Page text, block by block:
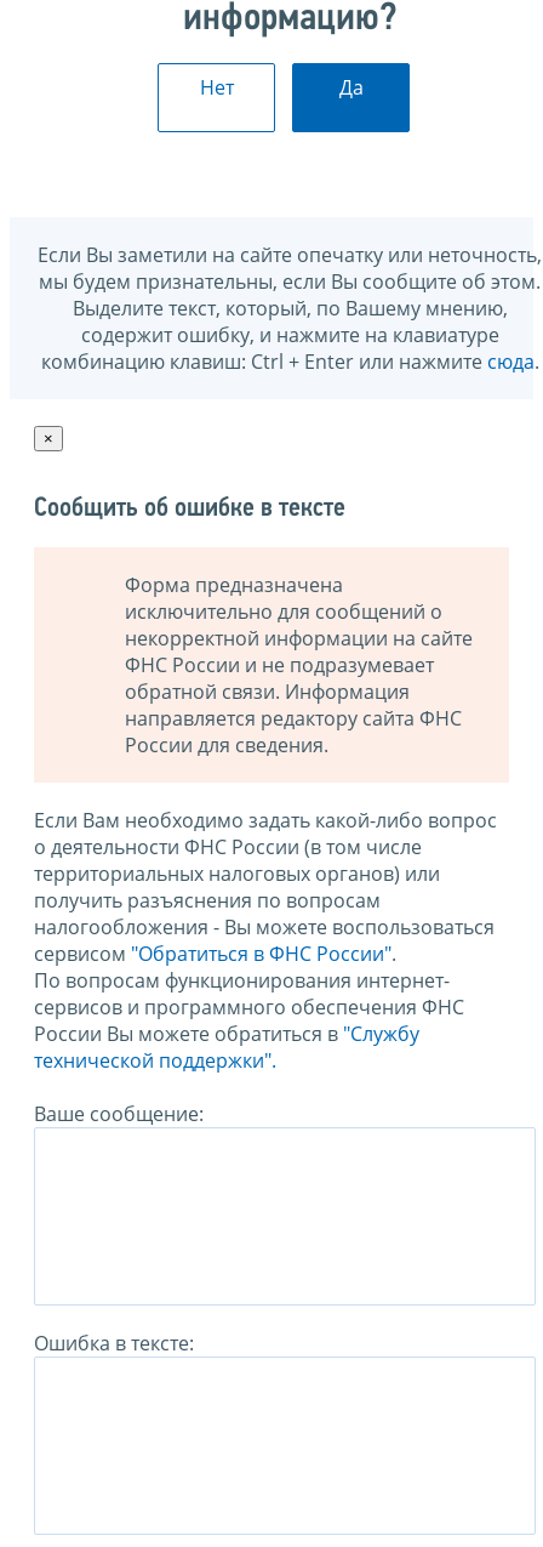
информацию?
Нет Да
Если Вы заметили на сайте опечатку или неточность,
мы будем признательны, если Вы сообщите об этом.
Выделите текст, который, по Вашему мнению,
содержит ошибку, и нажмите на клавиатуре
комбинацию клавиш: Ctrl + Enter или нажмите сюда.
×
Сообщить об ошибке в тексте
Форма предназначена
исключительно для сообщений о
некорректной информации на сайте
ФНС России и не подразумевает
обратной связи. Информация
направляется редактору сайта ФНС
России для сведения.
Если Вам необходимо задать какой-либо вопрос
о деятельности ФНС России (в том числе
территориальных налоговых органов) или
получить разъяснения по вопросам
налогообложения - Вы можете воспользоваться
сервисом "Обратиться в ФНС России".
По вопросам функционирования интернет-
сервисов и программного обеспечения ФНС
России Вы можете обратиться в "Службу
технической поддержки".
Ваше сообщение:
Ошибка в тексте: